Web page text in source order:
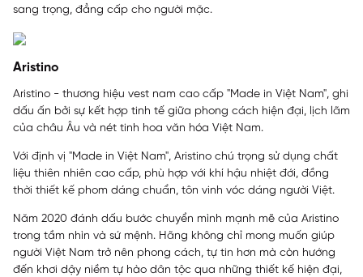
sang trọng, đẳng cấp cho người mặc.
Aristino
Aristino - thương hiệu vest nam cao cấp "Made in Việt Nam", ghi
dấu ấn bởi sự kết hợp tinh tế giữa phong cách hiện đại, lịch lãm
của châu Âu và nét tinh hoa văn hóa Việt Nam.
Với định vị "Made in Việt Nam", Aristino chú trọng sử dụng chất
liệu thiên nhiên cao cấp, phù hợp với khí hậu nhiệt đới, đồng
thời thiết kế phom dáng chuẩn, tôn vinh vóc dáng người Việt.
Năm 2020 đánh dấu bước chuyển mình mạnh mẽ của Aristino
trong tầm nhìn và sứ mệnh. Hãng không chỉ mong muốn giúp
người Việt Nam trở nên phong cách, tự tin hơn mà còn hướng
đến khơi dậy niềm tự hào dân tộc qua những thiết kế hiện đại,